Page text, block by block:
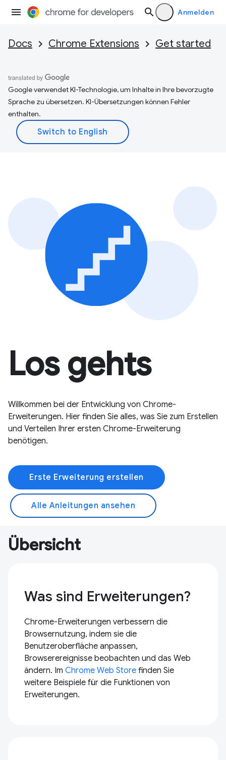
Anmelden
Docs Chrome Extensions Get started
Google verwendet KI-Technologie, um Inhalte in Ihre bevorzugte
Sprache zu übersetzen. KI-Übersetzungen können Fehler
enthalten.
Los gehts
Willkommen bei der Entwicklung von Chrome-
Erweiterungen. Hier finden Sie alles, was Sie zum Erstellen
und Verteilen Ihrer ersten Chrome-Erweiterung
benötigen.
Erste Erweiterung erstellen
Alle Anleitungen ansehen
Übersicht
Was sind Erweiterungen?
Chrome-Erweiterungen verbessern die
Browsernutzung, indem sie die
Benutzeroberfläche anpassen,
Browserereignisse beobachten und das Web
ändern. Im Chrome Web Store finden Sie
weitere Beispiele für die Funktionen von
Erweiterungen.